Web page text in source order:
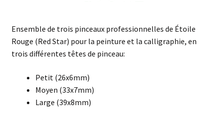
Ensemble de trois pinceaux professionnelles de Étoile
Rouge (Red Star) pour la peinture et la calligraphie, en
trois différentes têtes de pinceau:
Petit (26x6mm)
Moyen (33x7mm)
Large (39x8mm)